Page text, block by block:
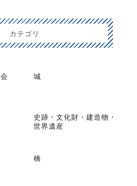
カテゴリ
城
史跡・文化財・建造物・
世界遺産
橋